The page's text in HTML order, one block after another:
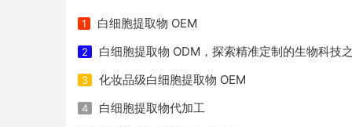
1 白细胞提取物 OEM
2 白细胞提取物 ODM，探索精准定制的生物科技
3 化妆品级白细胞提取物 OEM
4 白细胞提取物代加工